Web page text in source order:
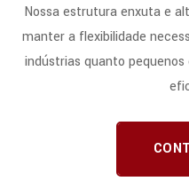
Nossa estrutura enxuta e
manter a flexibilidade
indústrias quanto